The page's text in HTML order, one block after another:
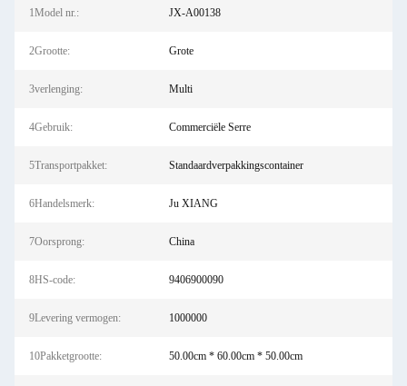
1Model nr.: JX-A00138
2Grootte: Grote
3verlenging: Multi
4Gebruik: Commerciële Serre
5Transportpakket: Standaardverpakkingscontainer
6Handelsmerk: Ju XIANG
7Oorsprong: China
8HS-code: 9406900090
9Levering vermogen: 1000000
10Pakketgrootte: 50.00cm * 60.00cm * 50.00cm